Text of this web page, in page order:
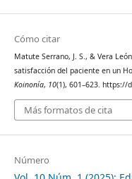
Cómo citar
Matute Serrano, J. S., & Vera
satisfacción del paciente en un
Koinonía, 10(1), 601–623. https://
Más formatos de cita
Número